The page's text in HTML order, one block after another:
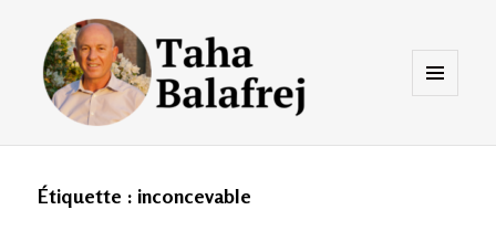
Taha Balafrej Blog
Étiquette : inconcevable